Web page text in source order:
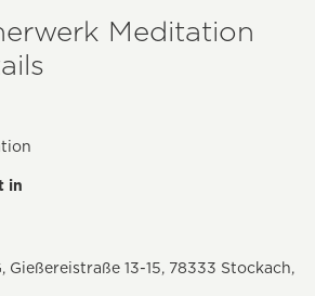
Meditation
in
Gießereistraße 13-15, 78333 Stockach,